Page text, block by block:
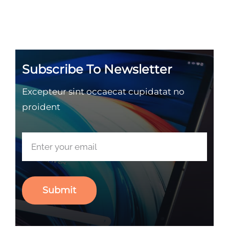
Subscribe To Newsletter
Excepteur sint occaecat cupidatat no
proident
Submit